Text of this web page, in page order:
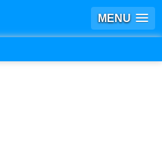
MENU